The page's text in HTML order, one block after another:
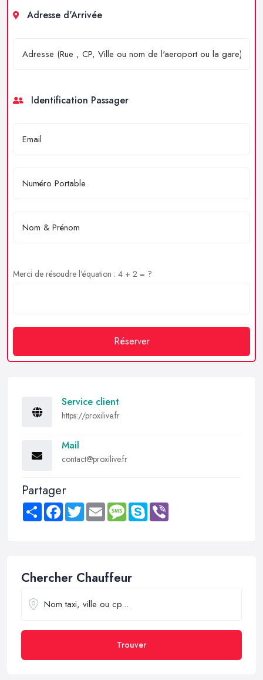
Adresse d'Arrivée
Identification Passager
Merci de résoudre l'équation : 4 + 2 = ?
Réserver
Service client
https://proxilive.fr
Mail
contact@proxilive.fr
Partager
Share FacebookTwitter Email MessageSkype
Chercher Chauffeur
Trouver